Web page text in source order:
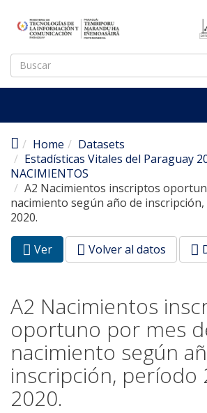
Home
Datasets
Estadísticas Vitales del Paraguay
NACIMIENTOS
A2 Nacimientos inscriptos
nacimiento según año de
2020.
Solapas principales
Ver (pestaña
activa)
Volver al datos
A2 Nacimientos
oportuno por mes
nacimiento según
inscripción, período
2020.